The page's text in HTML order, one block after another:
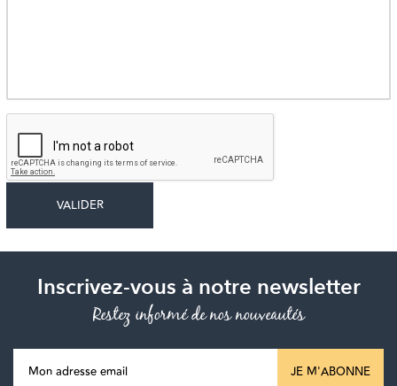
Inscrivez-vous à notre newsletter
Restez informé de nos nouveautés
JE M'ABONNE